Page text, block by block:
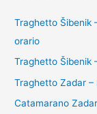
Traghetto Šibenik
orario
Traghetto Šibenik
Traghetto Zadar –
Catamarano